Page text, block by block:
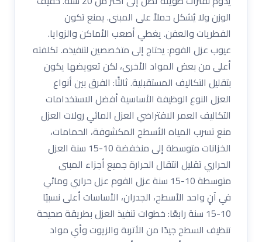
الوزن ولا يُشكل حملاً على المبنى. يمنع تكون
الفطريات والعفن. يغطي أصعب الأماكن والزوايا.
عيوب عزل الفوم: يحتاج إلى متخصصين لتنفيذه. تكلفته
أعلى من بعض المواد الأخرى، لكن تعويضها يكون
بتقليل التكاليف المستقبلية. ثالثًا: الفرق بين أنواع
العزل النوع الوظيفة الأساسية أفضل الاستخدامات
التكاليف العمر الافتراضي العزل المائي رولات العزل
منع تسرب المياه الأسطح المكشوفة، الحمامات،
الخزانات متوسطة إلى منخفضة 10-15 سنة العزل
الحراري تقليل انتقال الحرارة جميع أجزاء المبنى
متوسطة 10-15 سنة عزل الفوم عزل حراري ومائي
في آنٍ واحد الأسطح، الجدران، الأساسات أعلى نسبيًا
10-15 سنة رابعًا: خطوات تنفيذ العزل بطريقة صحيحة
تنظيف السطح جيدًا من الأتربة والزيوت وأي مواد